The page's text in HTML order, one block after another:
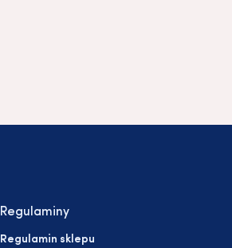
Regulaminy
Regulamin sklepu